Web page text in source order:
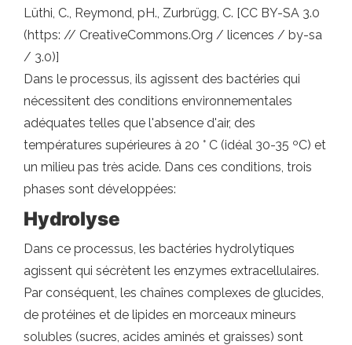
Lüthi, C., Reymond, pH., Zurbrügg, C. [CC BY-SA 3.0
(https: // CreativeCommons.Org / licences / by-sa
/ 3.0)]
Dans le processus, ils agissent des bactéries qui
nécessitent des conditions environnementales
adéquates telles que l'absence d'air, des
températures supérieures à 20 ° C (idéal 30-35 ºC) et
un milieu pas très acide. Dans ces conditions, trois
phases sont développées:
Hydrolyse
Dans ce processus, les bactéries hydrolytiques
agissent qui sécrètent les enzymes extracellulaires.
Par conséquent, les chaînes complexes de glucides,
de protéines et de lipides en morceaux mineurs
solubles (sucres, acides aminés et graisses) sont